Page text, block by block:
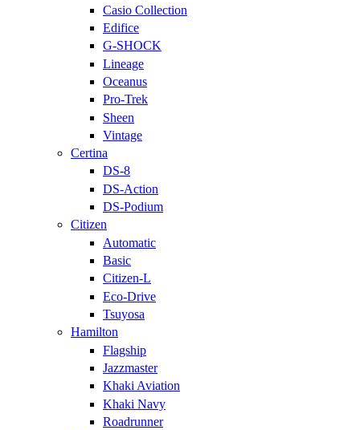
Casio Collection
Edifice
G-SHOCK
Lineage
Oceanus
Pro-Trek
Sheen
Vintage
Certina
DS-8
DS-Action
DS-Podium
Citizen
Automatic
Basic
Citizen-L
Eco-Drive
Tsuyosa
Hamilton
Flagship
Jazzmaster
Khaki Aviation
Khaki Navy
Roadrunner